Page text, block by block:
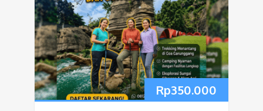
Rp350.000